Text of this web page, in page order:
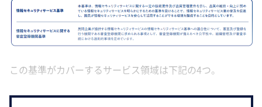
この基準がカバーするサービス領域は下記の4つ。